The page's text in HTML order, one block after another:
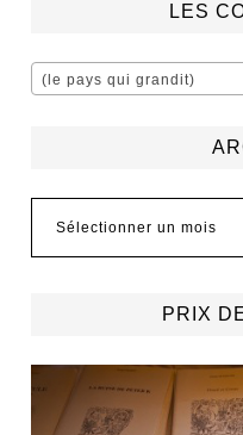
LES
(le pays qui grandit)
PRIX